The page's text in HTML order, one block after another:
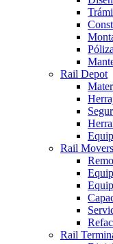
Rail Depot
Rail
Rail